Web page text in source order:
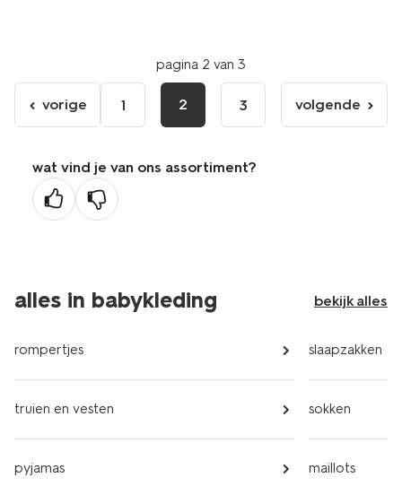
pagina 2 van 3
ga
naar
vorige
pagina
vorige 1 2 3
volgende
pagina
volgende
wat vind je van ons assortiment?
alles in babykleding bekijk alles
rompertjes
truien en vesten
pyjamas
slaapzakken
sokken
maillots